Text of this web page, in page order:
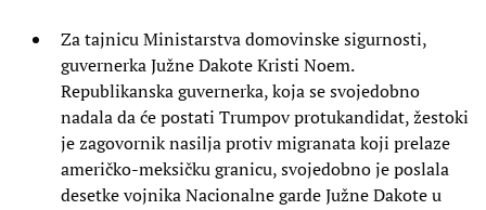
Za tajnicu Ministarstva domovinske sigurnosti,
guvernerka Južne Dakote Kristi Noem.
Republikanska guvernerka, koja se svojedobno
nadala da će postati Trumpov protukandidat, žestoki
je zagovornik nasilja protiv migranata koji prelaze
američko-meksičku granicu, svojedobno je poslala
desetke vojnika Nacionalne garde Južne Dakote u